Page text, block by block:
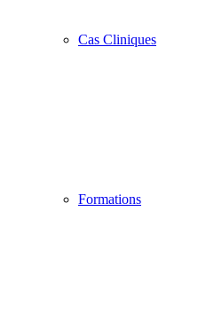
Cas Cliniques
Formations